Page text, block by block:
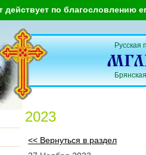
действует по благословлению
Русская
2023
<< Вернуться в раздел